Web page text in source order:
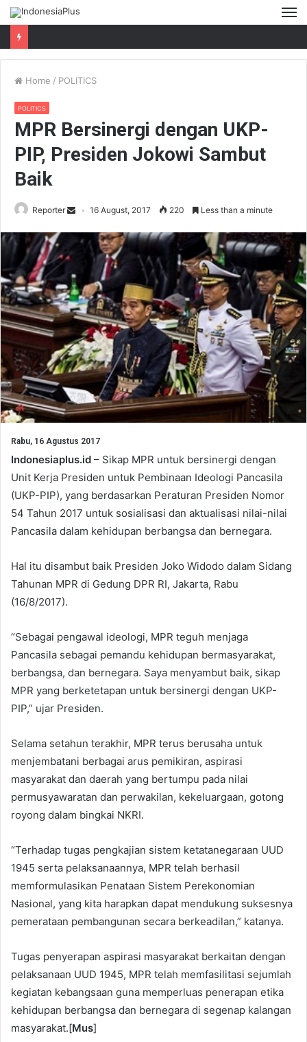
Home / POLITICS
POLITICS
MPR Bersinergi dengan UKP-
PIP, Presiden Jokowi Sambut
Baik
Reporter 16 August, 2017 220 Less than a minute
Rabu, 16 Agustus 2017
Indonesiaplus.id – Sikap MPR untuk bersinergi dengan
Unit Kerja Presiden untuk Pembinaan Ideologi Pancasila
(UKP-PIP), yang berdasarkan Peraturan Presiden Nomor
54 Tahun 2017 untuk sosialisasi dan aktualisasi nilai-nilai
Pancasila dalam kehidupan berbangsa dan bernegara.
Hal itu disambut baik Presiden Joko Widodo dalam Sidang
Tahunan MPR di Gedung DPR RI, Jakarta, Rabu
(16/8/2017).
“Sebagai pengawal ideologi, MPR teguh menjaga
Pancasila sebagai pemandu kehidupan bermasyarakat,
berbangsa, dan bernegara. Saya menyambut baik, sikap
MPR yang berketetapan untuk bersinergi dengan UKP-
PIP,” ujar Presiden.
Selama setahun terakhir, MPR terus berusaha untuk
menjembatani berbagai arus pemikiran, aspirasi
masyarakat dan daerah yang bertumpu pada nilai
permusyawaratan dan perwakilan, kekeluargaan, gotong
royong dalam bingkai NKRI.
“Terhadap tugas pengkajian sistem ketatanegaraan UUD
1945 serta pelaksanaannya, MPR telah berhasil
memformulasikan Penataan Sistem Perekonomian
Nasional, yang kita harapkan dapat mendukung suksesnya
pemerataan pembangunan secara berkeadilan,” katanya.
Tugas penyerapan aspirasi masyarakat berkaitan dengan
pelaksanaan UUD 1945, MPR telah memfasilitasi sejumlah
kegiatan kebangsaan guna memperluas penerapan etika
kehidupan berbangsa dan bernegara di segenap kalangan
masyarakat.[Mus]